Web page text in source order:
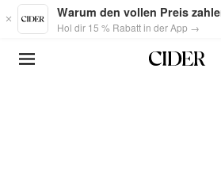
Skip to main content
Warum den vollen Preis
Hol dir 15 % Rabatt in der App →